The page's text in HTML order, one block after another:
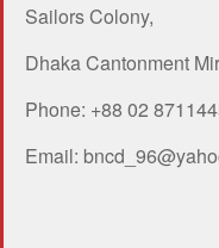
Sailors Colony,
Dhaka Cantonment
Phone: +88 02
Email: